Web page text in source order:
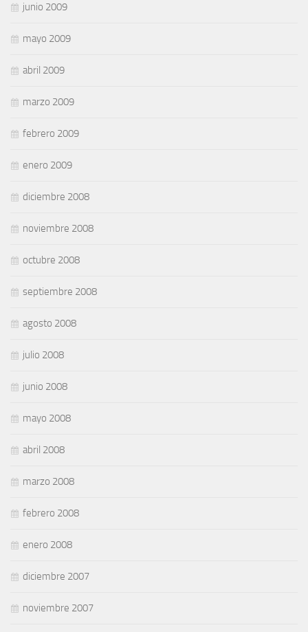
junio 2009
mayo 2009
abril 2009
marzo 2009
febrero 2009
enero 2009
diciembre 2008
noviembre 2008
octubre 2008
septiembre 2008
agosto 2008
julio 2008
junio 2008
mayo 2008
abril 2008
marzo 2008
febrero 2008
enero 2008
diciembre 2007
noviembre 2007